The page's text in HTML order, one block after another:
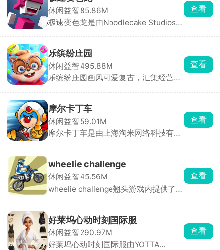
始对玩家提问，玩家只需要回答是或不
是，几轮下来神灯就会猜到这个人。除
了最基础的问答，游戏还设置了很多其
休闲益智85.86M
极速变色龙是由Noodlecake Studios打
注于操作与节奏。游戏独创变色系统，
角色自动前进，玩家只需通过双按钮控
制跳跃、双连跳与颜色切换，保持与脚
下平台颜色一致才能安全落地。
查看
乐缤纷庄园
休闲益智495.88M
乐缤纷庄园画风可爱复古，汇集经营、
欢，在永森镇村长的劝说下重拾儿时记
忆，决心重建记忆中的大树庄园。从零
开始收集资源、设计建筑、布置庄园，
让这片土地重焕生机。
查看
摩尔卡丁车
休闲益智59.01M
摩尔卡丁车是由上海淘米网络科技有限
良，整体充满治愈卡通风格。玩家扮演
可爱的小摩尔角色，驾驶赛车与对手展
开激烈角逐，通过加速超越、合理使用
道具打击敌人，目标只有一个，甩开所
查看
wheelie challenge
休闲益智45.56M
wheelie challenge翘头游戏内提供了
入不同的地图场景，驾驶车辆行驶，完
成一系列高难度动作，保持平衡，获得
高分。游戏还支持自定义改装系统，能
够打造极具特色的车辆，完成更多的挑
查看
好莱坞心动时刻国际服
休闲益智290.97M
好莱坞心动时刻国际服由YOTTA
查看